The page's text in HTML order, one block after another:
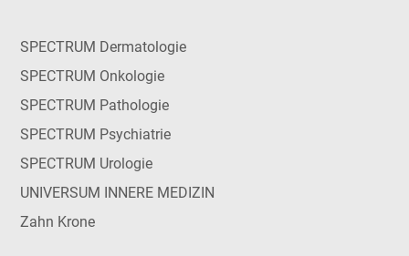
SPECTRUM Dermatologie
SPECTRUM Onkologie
SPECTRUM Pathologie
SPECTRUM Psychiatrie
SPECTRUM Urologie
UNIVERSUM INNERE MEDIZIN
Zahn Krone